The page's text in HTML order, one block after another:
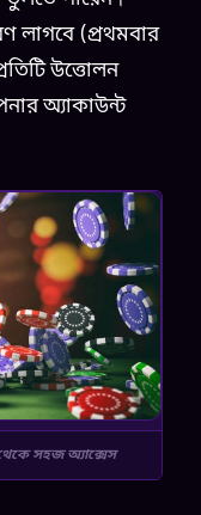
লাগবে (প্রথমবার
উত্তোলন
অ্যাকাউন্ট
সহজ অ্যাক্সেস